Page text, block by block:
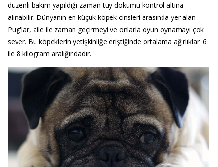
düzenli bakım yapıldığı zaman tüy dökümü kontrol altına
alınabilir. Dünyanın en küçük köpek cinsleri arasında yer alan
Pug'lar, aile ile zaman geçirmeyi ve onlarla oyun oynamayı çok
sever. Bu köpeklerin yetişkinliğe eriştiğinde ortalama ağırlıkları 6
ile 8 kilogram aralığındadır.